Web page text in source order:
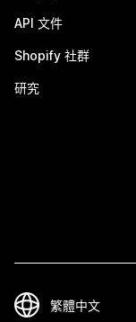
API 文件
Shopify 社群
研究